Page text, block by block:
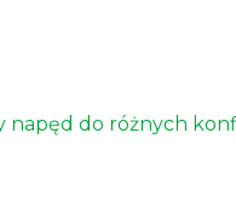
napęd do różnych